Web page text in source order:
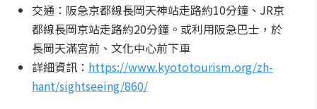
交通：阪急京都線長岡天神站走路約10分鐘、JR京
都線長岡京站走路約20分鐘。或利用阪急巴士，於
長岡天滿宮前、文化中心前下車
詳細資訊： https://www.kyototourism.org/zh-
hant/sightseeing/860/